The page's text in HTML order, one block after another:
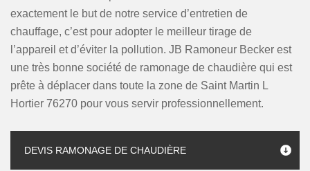
exactement le but de notre service d’entretien de
chauffage, c’est pour adopter le meilleur tirage de
l’appareil et d’éviter la pollution. JB Ramoneur Becker est
une très bonne société de ramonage de chaudière qui est
prête à déplacer dans toute la zone de Saint Martin L
Hortier 76270 pour vous servir professionnellement.
DEVIS RAMONAGE DE CHAUDIÈRE